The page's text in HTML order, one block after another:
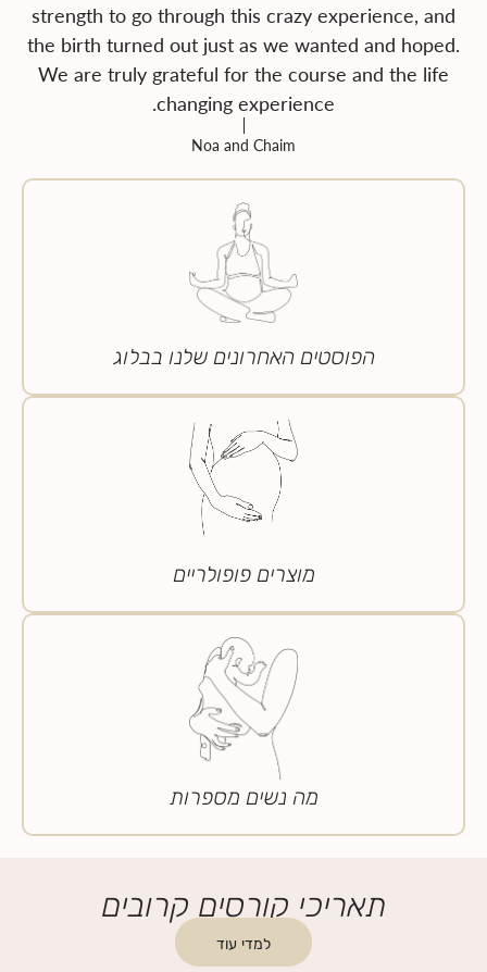
strength to go through this crazy experience, and
the birth turned out just as we wanted and hoped.
We are truly grateful for the course and the life
changing experience.
Noa and Chaim
הפוסטים האחרונים שלנו בבלוג
מוצרים פופולריים
מה נשים מספרות
תאריכי קורסים קרובים
למדי עוד